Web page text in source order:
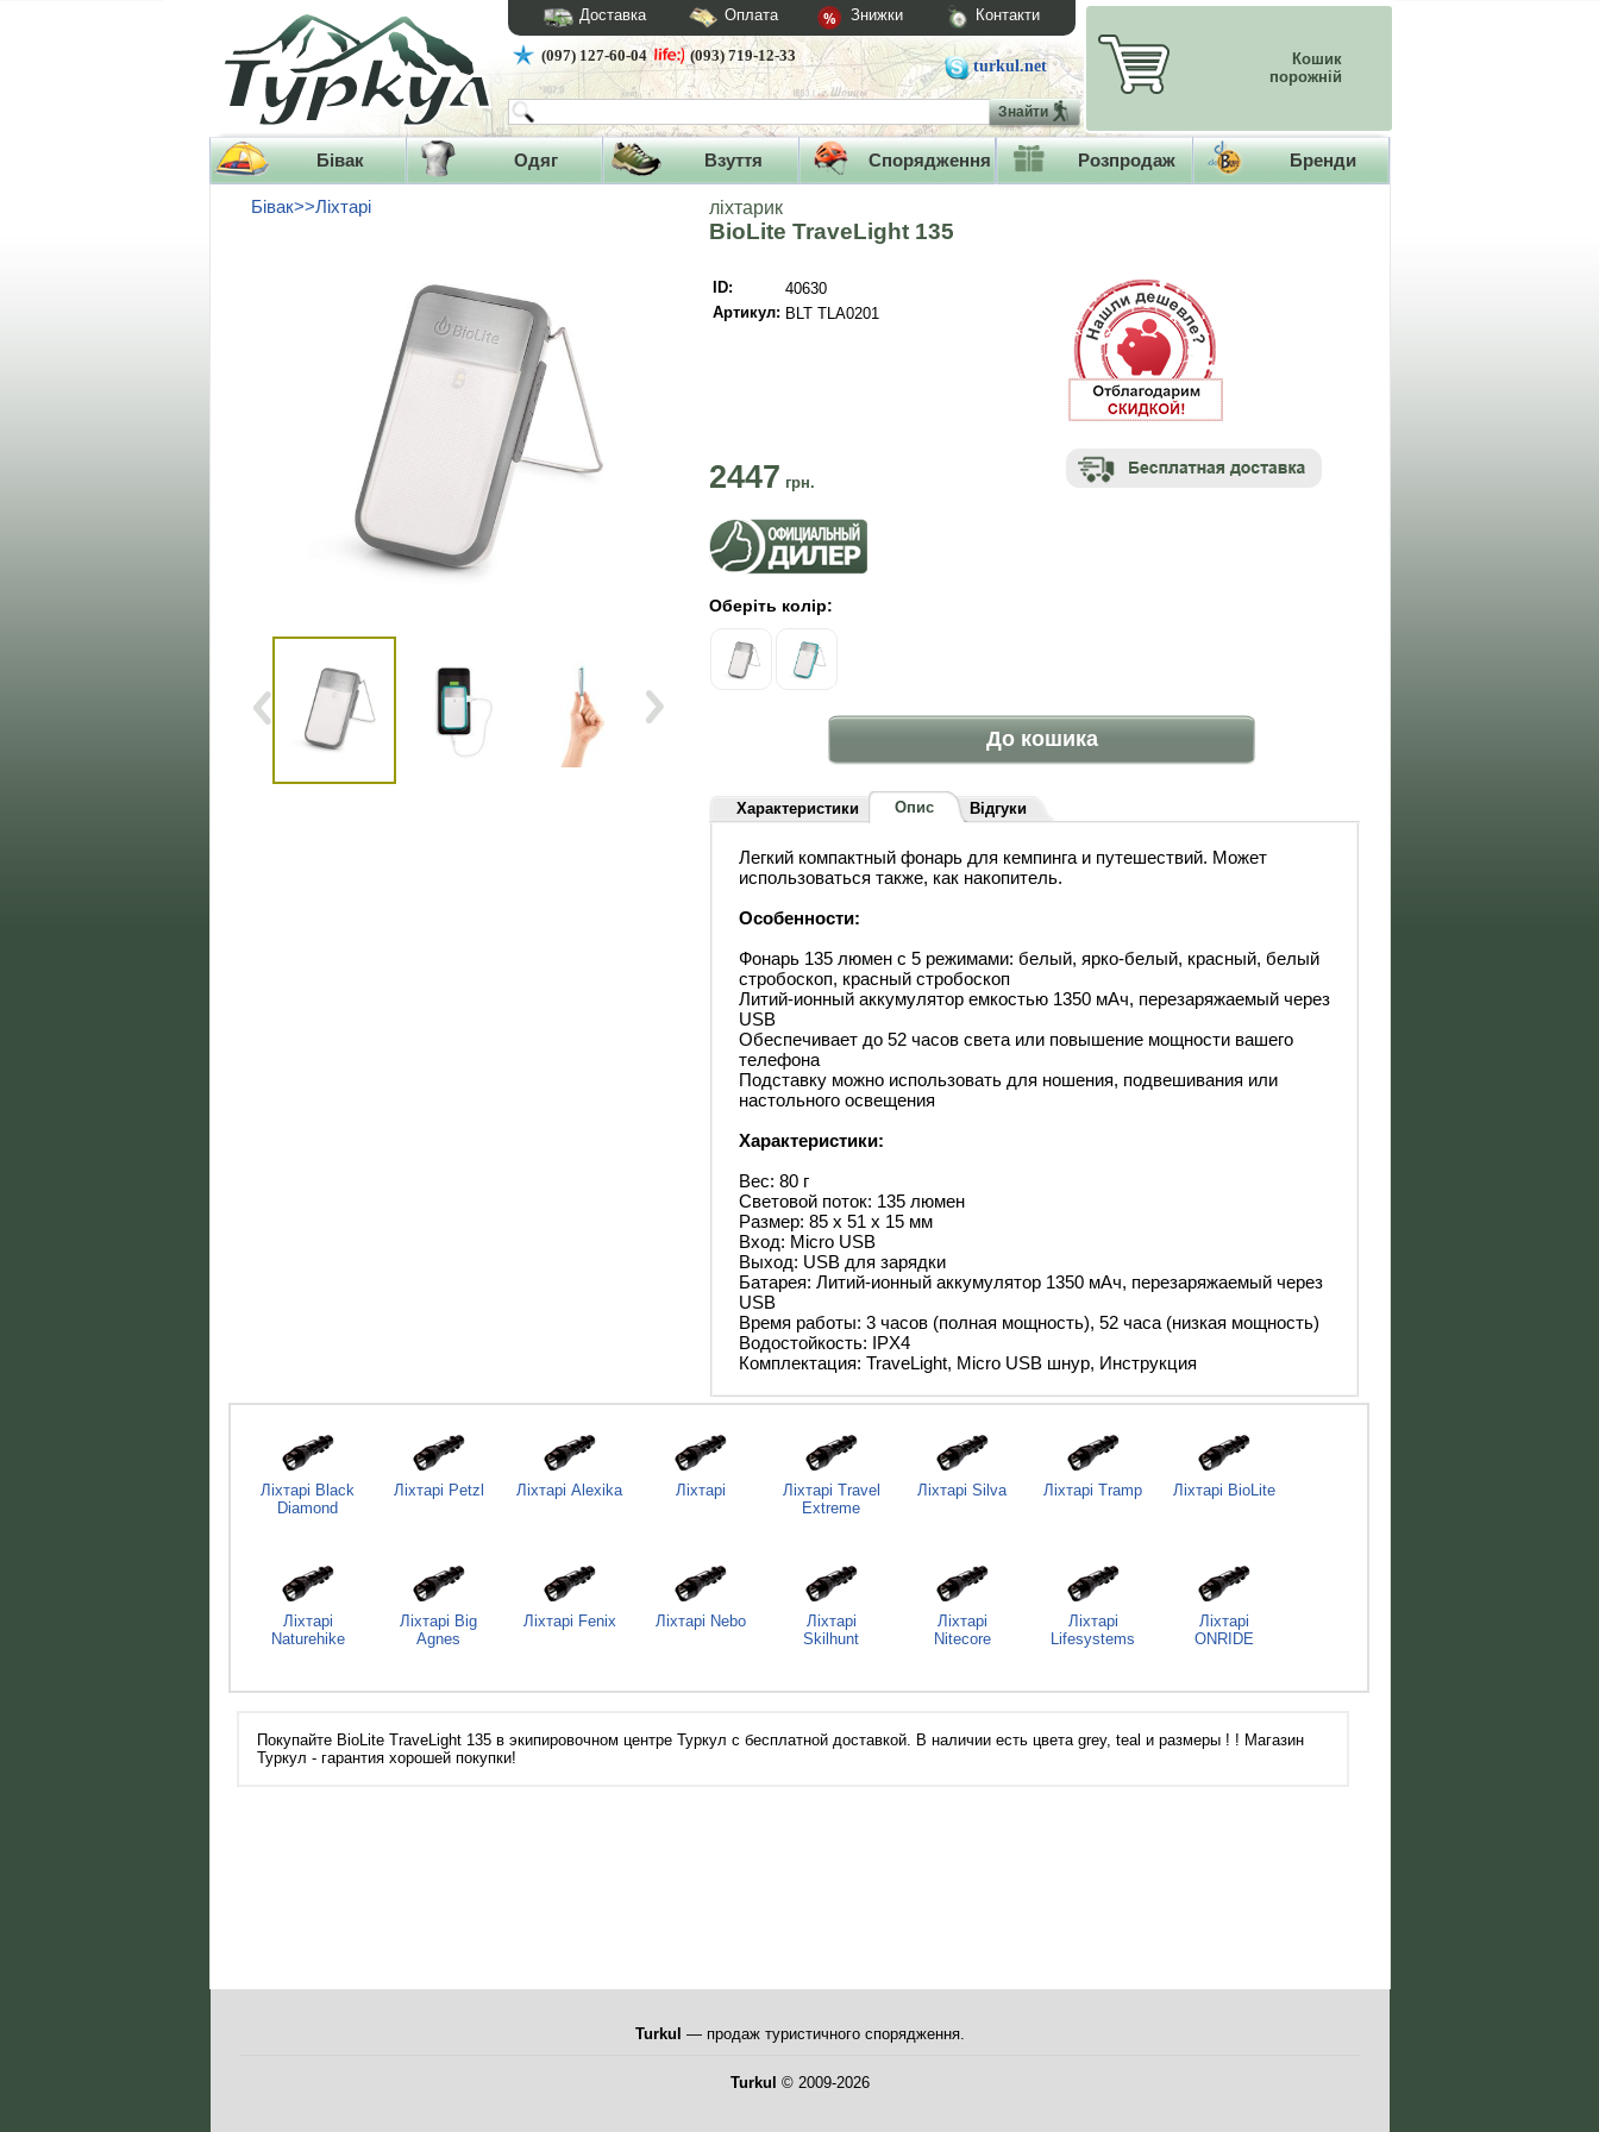
Доставка Оплата Знижки Контакти
(097) 127-60-04 (093) 719-12-33
turkul.net
Знайти
Кошик
порожній
Бівак Одяг Взуття Спорядження Розпродаж Бренди
Бівак>>Ліхтарі ліхтарик
BioLite TraveLight 135
ID:
40630
Артикул: BLT TLA0201
2447 грн.
Оберіть колір:
До кошика
Характеристики Опис Відгуки
Легкий компактный фонарь для кемпинга и путешествий. Может
использоваться также, как накопитель.
Особенности:
Фонарь 135 люмен с 5 режимами: белый, ярко-белый, красный, белый
стробоскоп, красный стробоскоп
Литий-ионный аккумулятор емкостью 1350 мАч, перезаряжаемый через
USB
Обеспечивает до 52 часов света или повышение мощности вашего
телефона
Подставку можно использовать для ношения, подвешивания или
настольного освещения
Характеристики:
Вес: 80 г
Световой поток: 135 люмен
Размер: 85 x 51 x 15 мм
Вход: Micro USB
Выход: USB для зарядки
Батарея: Литий-ионный аккумулятор 1350 мАч, перезаряжаемый через
USB
Время работы: 3 часов (полная мощность), 52 часа (низкая мощность)
Водостойкость: IPX4
Комплектация: TraveLight, Micro USB шнур, Инструкция
Ліхтарі Black
Diamond
Ліхтарі Petzl Ліхтарі Alexika Ліхтарі
Ліхтарі Travel
Extreme
Ліхтарі Silva Ліхтарі Tramp Ліхтарі BioLite
Ліхтарі
Naturehike
Ліхтарі Big
Agnes
Ліхтарі Fenix Ліхтарі Nebo
Ліхтарі
Skilhunt
Ліхтарі
Nitecore
Ліхтарі
Lifesystems
Ліхтарі
ONRIDE
Покупайте BioLite TraveLight 135 в экипировочном центре Туркул с бесплатной доставкой. В наличии есть цвета grey, teal и размеры ! ! Магазин
Туркул - гарантия хорошей покупки!
Turkul — продаж туристичного спорядження.
Turkul © 2009-2026